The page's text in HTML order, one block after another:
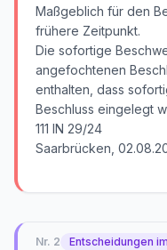
Maßgeblich für den
frühere Zeitpunkt.
Die sofortige
angefochtenen
enthalten, dass
Beschluss eingelegt
111 IN 29/24
Saarbrücken,
Nr. 2 Entscheidungen